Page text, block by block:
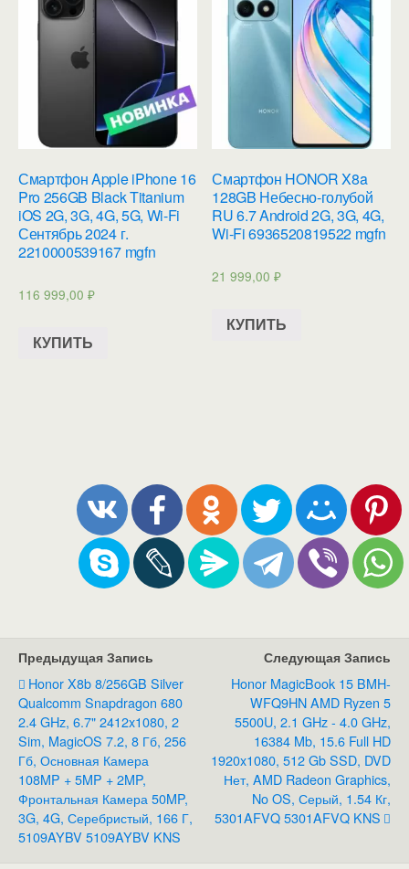
Смартфон Apple iPhone 16
Pro 256GB Black Titanium
iOS 2G, 3G, 4G, 5G, Wi-Fi
Сентябрь 2024 г.
2210000539167 mgfn
116 999,00 ₽
КУПИТЬ
Смартфон HONOR X8a
128GB Небесно-голубой
RU 6.7 Android 2G, 3G, 4G,
Wi-Fi 6936520819522 mgfn
21 999,00₽
КУПИТЬ
Предыдущая Запись
Honor X8b 8/256GB Silver
Qualcomm Snapdragon 680
2.4 GHz, 6.7" 2412x1080, 2
Sim, MagicOS 7.2, 8 Гб, 256
Гб, Основная Камера
108MP + 5MP + 2MP,
Фронтальная Камера 50MP,
3G, 4G, Серебристый, 166 Г,
5109AYBV 5109AYBV KNS
Следующая Запись
Honor MagicBook 15 BMH-
WFQ9HN AMD Ryzen 5
5500U, 2.1 GHz - 4.0 GHz,
16384 Mb, 15.6 Full HD
1920x1080, 512 Gb SSD, DVD
Нет, AMD Radeon Graphics,
No OS, Серый, 1.54 Кг,
5301AFVQ 5301AFVQ KNS